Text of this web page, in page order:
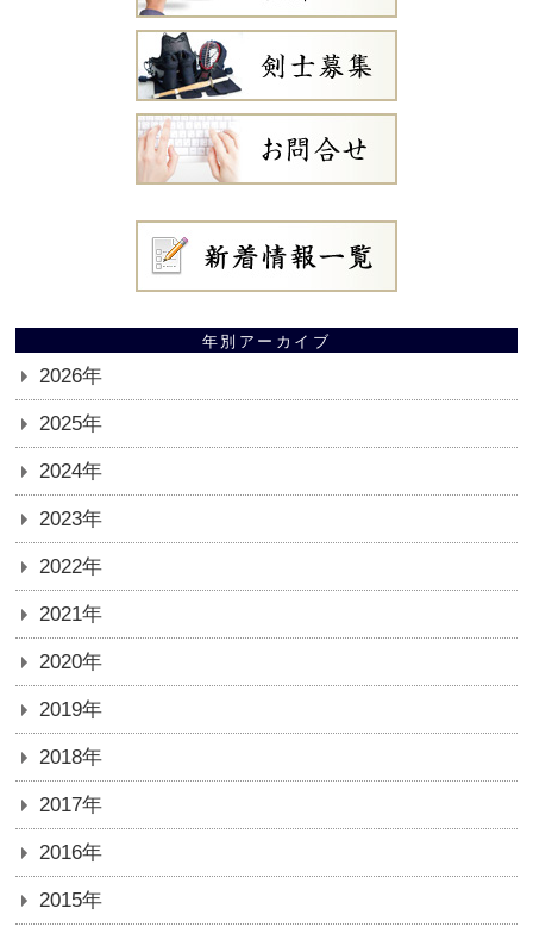
年別アーカイブ
2026年
2025年
2024年
2023年
2022年
2021年
2020年
2019年
2018年
2017年
2016年
2015年